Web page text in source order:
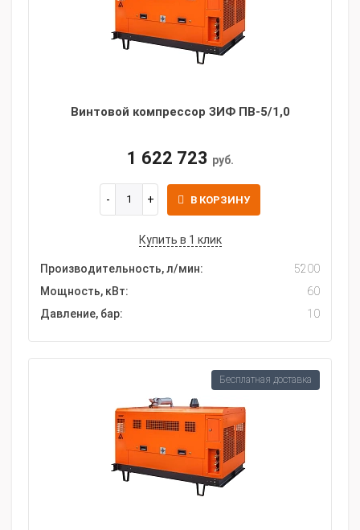
Винтовой компрессор ЗИФ ПВ-5/1,0
1 622 723 руб.
В КОРЗИНУ
Купить в 1 клик
Производительность, л/мин:
5200
Мощность, кВт:
60
Давление, бар:
10
Бесплатная доставка